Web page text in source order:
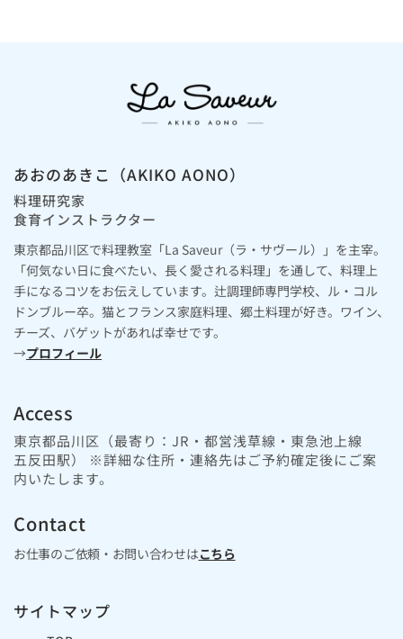
あおのあきこ（AKIKO AONO）
料理研究家
食育インストラクター
東京都品川区で料理教室「La Saveur（ラ・サヴール）」を主宰。
「何気ない日に食べたい、長く愛される料理」を通して、料理上
手になるコツをお伝えしています。辻調理師専門学校、ル・コル
ドンブルー卒。猫とフランス家庭料理、郷土料理が好き。ワイン、
チーズ、バゲットがあれば幸せです。
→プロフィール
Access
東京都品川区（最寄り：JR・都営浅草線・東急池上線
五反田駅） ※詳細な住所・連絡先はご予約確定後にご案
内いたします。
Contact
お仕事のご依頼・お問い合わせはこちら
サイトマップ